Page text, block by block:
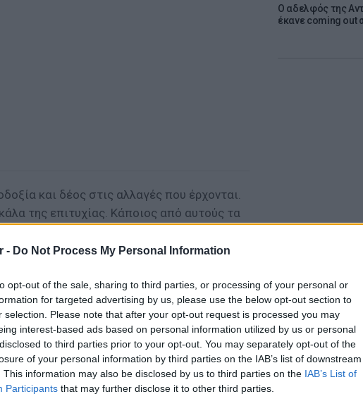
- Do Not Process My Personal Information
opt-out of the sale, sharing to third parties, or processing of your personal or
for targeted advertising by us, please use the below opt-out section to
selection. Please note that after your opt-out request is processed you may
interest-based ads based on personal information utilized by us or personal
to third parties prior to your opt-out. You may separately opt-out of the
of your personal information by third parties on the IAB’s list of downstream
This information may also be disclosed by us to third parties on the IAB’s List of
Participants that may further disclose it to other third parties.
Ο αδελφός της
έκανε coming out
και δέος στις αλλαγές που έρχονται.
της επιτυχίας. Κάποιος από αυτούς τα
Τις αυλές, τα καφενεδάκια ,τα
το νοιάξιμο… το χτύπημα της πόρτας
μα τόσο μακρινά και τόσο όμορφα
πολύ χιούμορ και αλήθεια μας ταξιδεύει
ήταν διαφορετικές, ζωηρά χρωματιστές και
/10/2019 στο Θέατρο ΑΛΚΜΗΝΗ